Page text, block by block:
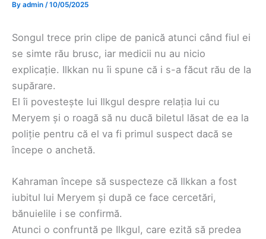
By admin /10/05/2025
Songul trece prin clipe de panică atunci când fiul ei
se simte rău brusc, iar medicii nu au nicio
explicație. Ilkkan nu îi spune că i s-a făcut rău de la
supărare.
El îi povestește lui Ilkgul despre relația lui cu
Meryem și o roagă să nu ducă biletul lăsat de ea la
poliție pentru că el va fi primul suspect dacă se
începe o anchetă.
Kahraman începe să suspecteze că Ilkkan a fost
iubitul lui Meryem și după ce face cercetări,
bănuielile i se confirmă.
Atunci o confruntă pe Ilkgul, care ezită să predea